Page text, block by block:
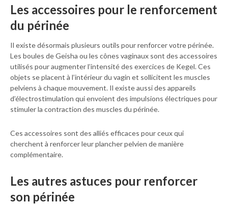
Les accessoires pour le renforcement
du périnée
Il existe désormais plusieurs outils pour renforcer votre périnée.
Les boules de Geisha ou les cônes vaginaux sont des accessoires
utilisés pour augmenter l’intensité des exercices de Kegel. Ces
objets se placent à l’intérieur du vagin et sollicitent les muscles
pelviens à chaque mouvement. Il existe aussi des appareils
d’électrostimulation qui envoient des impulsions électriques pour
stimuler la contraction des muscles du périnée.
Ces accessoires sont des alliés efficaces pour ceux qui
cherchent à renforcer leur plancher pelvien de manière
complémentaire.
Les autres astuces pour renforcer
son périnée